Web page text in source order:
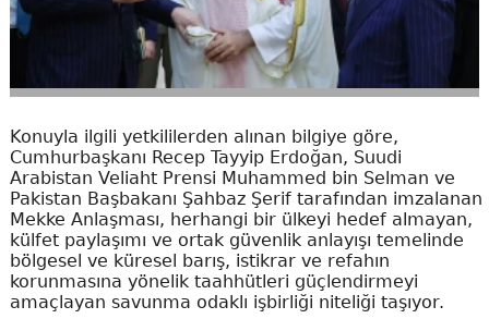
Konuyla ilgili yetkililerden alınan bilgiye göre,
Cumhurbaşkanı Recep Tayyip Erdoğan, Suudi
Arabistan Veliaht Prensi Muhammed bin Selman ve
Pakistan Başbakanı Şahbaz Şerif tarafından imzalanan
Mekke Anlaşması, herhangi bir ülkeyi hedef almayan,
külfet paylaşımı ve ortak güvenlik anlayışı temelinde
bölgesel ve küresel barış, istikrar ve refahın
korunmasına yönelik taahhütleri güçlendirmeyi
amaçlayan savunma odaklı işbirliği niteliği taşıyor.